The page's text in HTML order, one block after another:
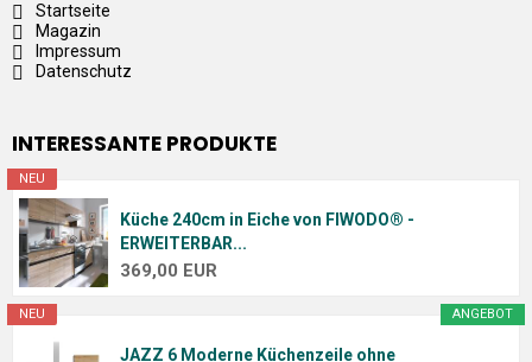
Startseite
Magazin
Impressum
Datenschutz
INTERESSANTE PRODUKTE
NEU
Küche 240cm in Eiche von FIWODO® -
ERWEITERBAR...
369,00 EUR
ANGEBOT
NEU
JAZZ 6 Moderne Küchenzeile ohne